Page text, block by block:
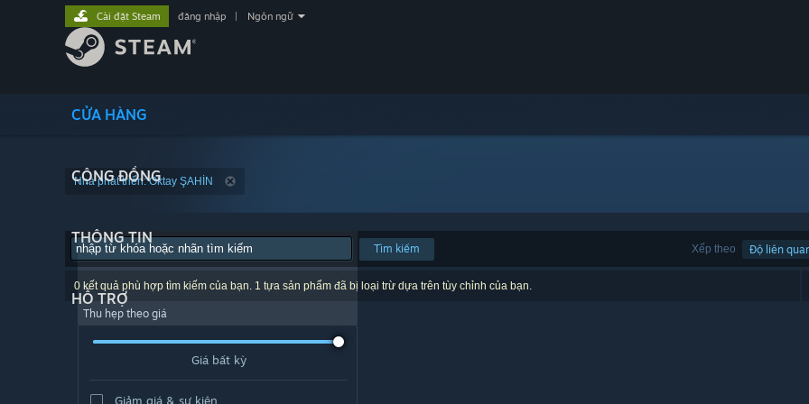
CỬA HÀNG
CỘNG ĐỒNG
THÔNG TIN
HỖ TRỢ
Cài đặt Steam đăng nhập Ngôn ngữ
Nhà phát triển: Oktay ŞAHİN
Xếp theo Độ liên
Tìm kiếm
0 kết quả phù hợp tìm kiếm của bạn. 1 tựa sản phẩm đã bị loại trừ dựa trên tùy chỉnh của bạn.
Thu hẹp theo giá
Giá bất kỳ
Giảm giá & sự kiện